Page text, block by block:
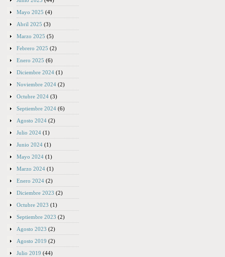
Mayo 2025 (4)
Abril 2025 (3)
Marzo 2025 (5)
Febrero 2025 (2)
Enero 2025 (6)
Diciembre 2024 (1)
Noviembre 2024 (2)
Octubre 2024 (3)
Septiembre 2024 (6)
Agosto 2024 (2)
Julio 2024 (1)
Junio 2024 (1)
Mayo 2024 (1)
Marzo 2024 (1)
Enero 2024 (2)
Diciembre 2023 (2)
Octubre 2023 (1)
Septiembre 2023 (2)
Agosto 2023 (2)
Agosto 2019 (2)
Julio 2019 (44)